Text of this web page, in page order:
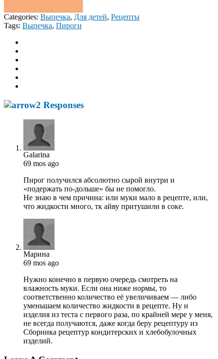
Categories: Выпечка, Для детей, Рецепты
Tags: Выпечка, Пироги
2 Responses
Galarina
69 mos ago
Пирог получился абсолютно сырой внутри и
«подержать по-дольше» бы не помогло.
Не знаю в чем причина: или муки мало в рецепте, или,
что жидкости много, тк айву притушили в соке.
Марина
69 mos ago
Нужно конечно в первую очередь смотреть на
влажность муки. Если она ниже нормы, то
соответственно количество её увеличиваем — либо
уменьшаем количество жидкости в рецепте. Ну и
изделия из теста с первого раза, по крайней мере у меня,
не всегда получаются, даже когда беру рецептуру из
Сборника рецептур кондитерских и хлебобулочных
изделий.